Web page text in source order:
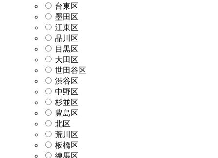
台東区
墨田区
江東区
品川区
目黒区
大田区
世田谷区
渋谷区
中野区
杉並区
豊島区
北区
荒川区
板橋区
練馬区